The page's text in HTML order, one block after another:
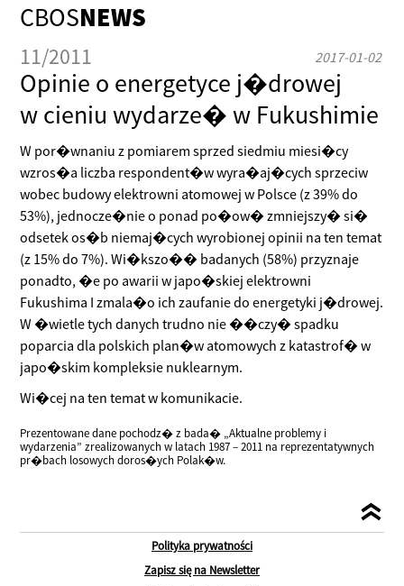
CBOSNEWS
11/2011 2017-01-02
Opinie o energetyce j�drowej
w cieniu wydarze� w Fukushimie
W por�wnaniu z pomiarem sprzed siedmiu miesi�cy
wzros�a liczba respondent�w wyra�aj�cych sprzeciw
wobec budowy elektrowni atomowej w Polsce (z 39% do
53%), jednocze�nie o ponad po�ow� zmniejszy� si�
odsetek os�b niemaj�cych wyrobionej opinii na ten temat
(z 15% do 7%). Wi�kszo�� badanych (58%) przyznaje
ponadto, �e po awarii w japo�skiej elektrowni
Fukushima I zmala�o ich zaufanie do energetyki j�drowej.
W �wietle tych danych trudno nie ��czy� spadku
poparcia dla polskich plan�w atomowych z katastrof� w
japo�skim kompleksie nuklearnym.
Wi�cej na ten temat w komunikacie.
Prezentowane dane pochodz� z bada� „Aktualne problemy i
wydarzenia” zrealizowanych w latach 1987 – 2011 na reprezentatywnych
pr�bach losowych doros�ych Polak�w.
Polityka prywatności
Zapisz się na Newsletter